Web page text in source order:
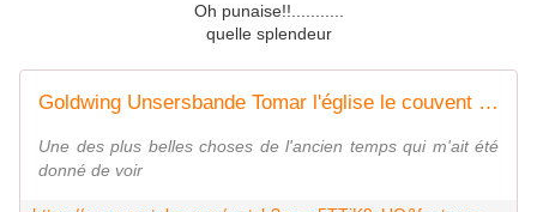
Oh punaise!!...........
quelle splendeur
Goldwing Unsersbande Tomar l'église le couvent du christ
Une des plus belles choses de l'ancien temps qui m'ait été
donné de voir